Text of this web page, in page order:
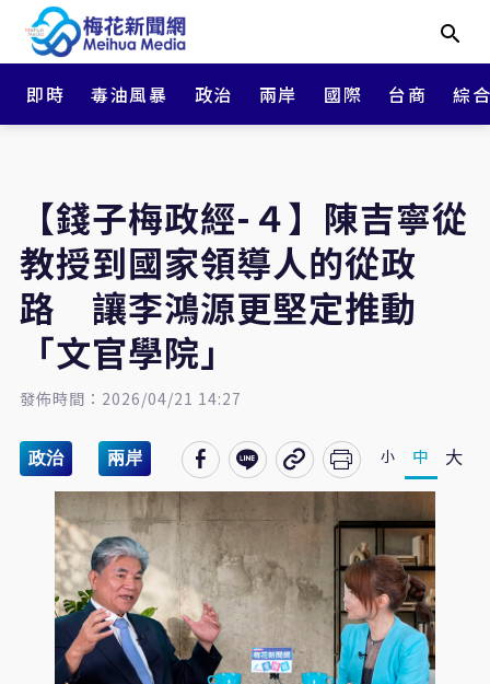
即時 毒油風暴 政治 兩岸 國際 台商 綜
【錢子梅政經-４】陳吉寧從
教授到國家領導人的從政
路 讓李鴻源更堅定推動
「文官學院」
發佈時間：2026/04/21 14:27
政治 兩岸 小 中 大